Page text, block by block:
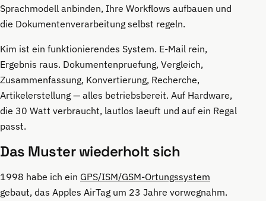
Sprachmodell anbinden, Ihre Workflows aufbauen und
die Dokumentenverarbeitung selbst regeln.
Kim ist ein funktionierendes System. E-Mail rein,
Ergebnis raus. Dokumentenpruefung, Vergleich,
Zusammenfassung, Konvertierung, Recherche,
Artikelerstellung — alles betriebsbereit. Auf Hardware,
die 30 Watt verbraucht, lautlos laeuft und auf ein Regal
passt.
Das Muster wiederholt sich
1998 habe ich ein GPS/ISM/GSM-Ortungssystem
gebaut, das Apples AirTag um 23 Jahre vorwegnahm.